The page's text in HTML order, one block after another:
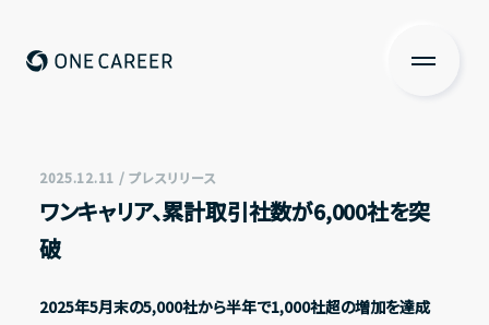
ONE CAREER
私たちについて
Services
サービス
News
2025.12.11 / プレスリリース
ワンキャリア、累計取引社数が6,000社を突
破
2025年5月末の5,000社から半年で1,000社超の増加を達成